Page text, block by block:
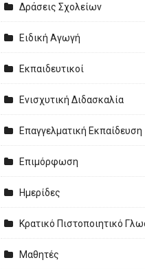
Δράσεις Σχολείων
Ειδική Αγωγή
Εκπαιδευτικοί
Ενισχυτική Διδασκαλία
Επαγγελματική Εκπαίδευση
Επιμόρφωση
Ημερίδες
Κρατικό Πιστοποιητικό
Μαθητές